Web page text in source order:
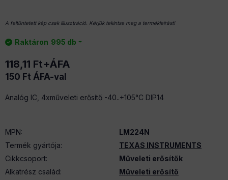
A feltüntetett kép csak illusztráció. Kérjük tekintse meg a termékleírást!
Raktáron 995 db
118,11 Ft+ÁFA
150 Ft ÁFA-val
Analóg IC, 4xműveleti erősítő -40..+105°C DIP14
MPN:
LM224N
Termék gyártója:
TEXAS INSTRUMENTS
Cikkcsoport:
Műveleti erősítők
Alkatrész család:
Műveleti erősítő